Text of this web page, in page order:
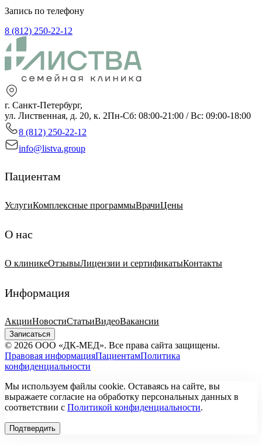
Запись по телефону
8 (812) 250-22-12
г. Санкт-Петербург,
ул. Лиственная, д. 20, к. 2Пн-Сб: 08:00-21:00 / Вс: 09:00-18:00
8 (812) 250-22-12
info@listva.group
Пациентам
УслугиКомплексные программыВрачиЦены
О нас
О клиникеОтзывыЛицензии и сертификатыКонтакты
Информация
АкцииНовостиСтатьиВидеоВакансии
Записаться
© 2026 ООО «ДК-МЕД». Все права сайта защищены.
Правовая информацияПациентамПолитика
конфиденциальности
Мы используем файлы cookie. Оставаясь на сайте, вы
выражаете согласие на обработку персональных данных в
соответствии с Политикой конфиденциальности.
Подтвердить